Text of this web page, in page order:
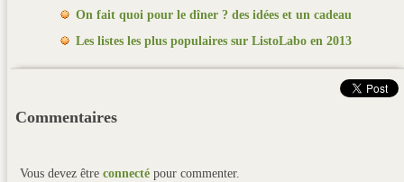
On fait quoi pour le dîner ? des idées et un cadeau
Les listes les plus populaires sur ListoLabo en 2013
Commentaires
Vous devez être connecté pour commenter.